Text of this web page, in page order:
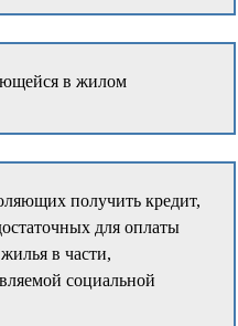
в жилом
получить кредит,
для оплаты
в части,
социальной